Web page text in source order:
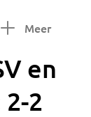
Meer
en
2